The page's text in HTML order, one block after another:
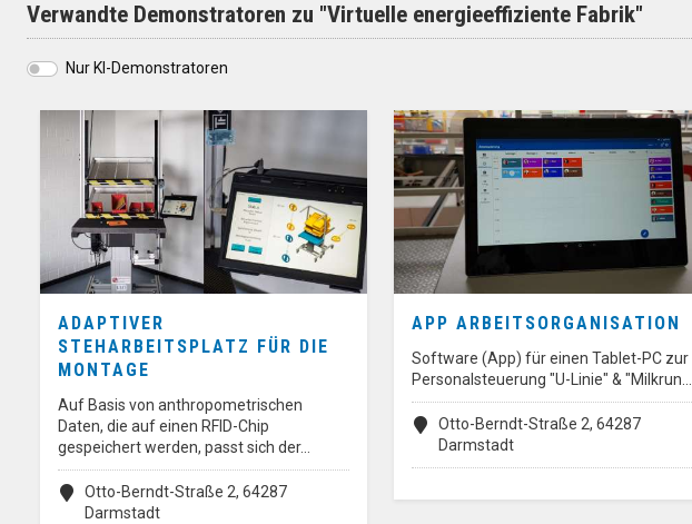
Verwandte Demonstratoren zu "Virtuelle energieeffiziente Fabrik"
Nur KI-Demonstratoren
ADAPTIVER
STEHARBEITSPLATZ FÜR DIE
MONTAGE
Auf Basis von anthropometrischen
Daten, die auf einen RFID-Chip
gespeichert werden, passt sich der…
Otto-Berndt-Straße 2, 64287
Darmstadt
APP ARBEITSORGANISATION
Software (App) für einen Tablet-PC zur
Personalsteuerung "U-Linie" & "Milkrun…
Otto-Berndt-Straße 2, 64287
Darmstadt